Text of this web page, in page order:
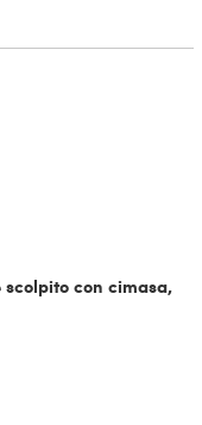
con cimasa,